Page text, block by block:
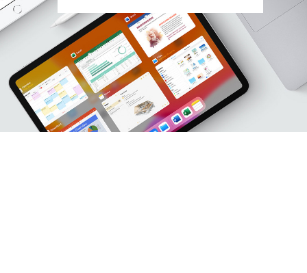
Stellenangebote
Kontakt
SYNO Kundenservice